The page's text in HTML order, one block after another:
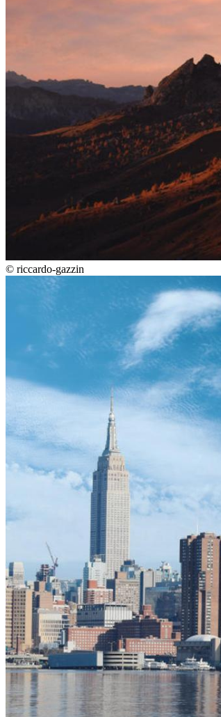
© riccardo-gazzin